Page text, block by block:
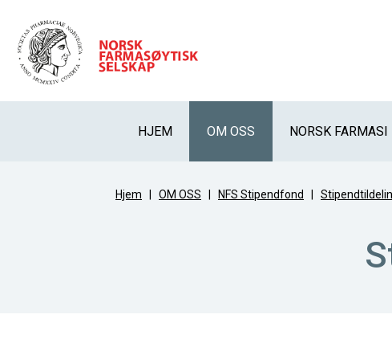
HJEM OM OSS NORSK FARMASI
Hjem OM OSS NFS Stipendfond